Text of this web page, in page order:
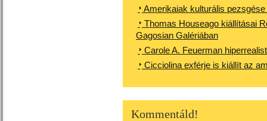
Amerikaiak kulturális
Thomas Houseago kiállításai
Gagosian Galériában
Carole A. Feuerman
Cicciolina exférje is kiállít az
Kommentáld!